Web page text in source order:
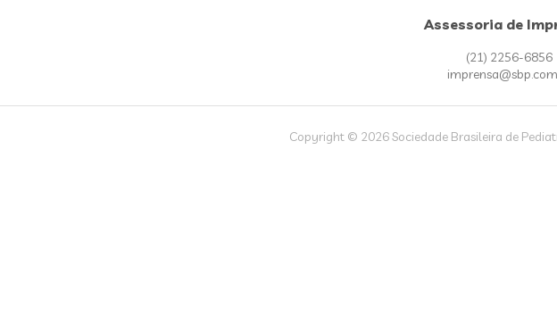
Assessoria de
(21) 2256-6856
Copyright © 2026 Sociedade Brasileira de